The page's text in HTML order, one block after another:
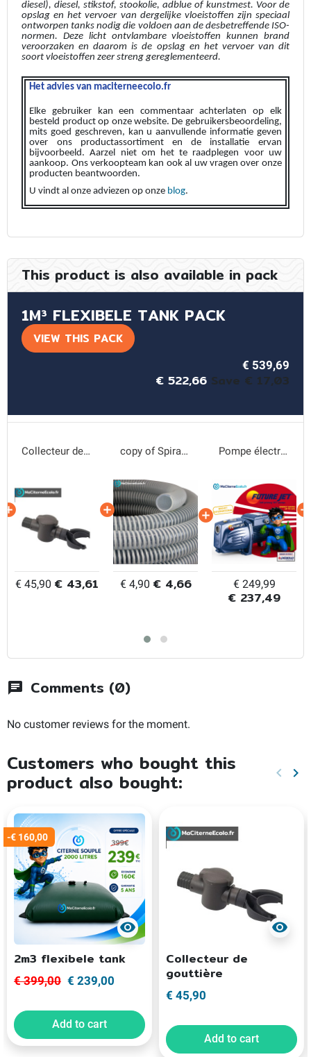
diesel), diesel, stikstof, stookolie, adblue of kunstmest. Voor de
opslag en het vervoer van dergelijke vloeistoffen zijn speciaal
ontworpen tanks nodig die voldoen aan de desbetreffende ISO-
normen. Deze licht ontvlambare vloeistoffen kunnen brand
veroorzaken en daarom is de opslag en het vervoer van dit
soort vloeistoffen zeer streng gereglementeerd.
Het advies van maciterneecolo.fr
Elke gebruiker kan een commentaar achterlaten op elk
besteld product op onze website. De gebruikersbeoordeling,
mits goed geschreven, kan u aanvullende informatie geven
over ons productassortiment en de installatie ervan
bijvoorbeeld. Aarzel niet om het te raadplegen voor uw
aankoop. Ons verkoopteam kan ook al uw vragen over onze
producten beantwoorden.
U vindt al onze adviezen op onze blog.
This product is also available in pack
1M³ FLEXIBELE TANK PACK
VIEW THIS PACK
€ 539,69
€ 522,66 Save € 17,03
Collecteur de gouttière
€ 45,90 € 43,61
copy of Spiraalslang DN25
€ 4,90 € 4,66
Pompe électrique Future Jet
€ 249,99
€ 237,49
chat Comments (0)
No customer reviews for the moment.
Customers who bought this
product also bought: keyboard_arrow_left keyboard_arrow_right
-€ 160,00
visibility
2m3 flexibele tank
€ 399,00 € 239,00
Add to cart
visibility
Collecteur de
gouttière
€ 45,90
Add to cart